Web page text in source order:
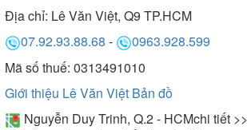
Địa chỉ: Lê Văn Việt, Q9 TP.HCM
07.92.93.88.68 -
0963.928.599
Mã số thuế: 0313491010
Giới thiệu Lê Văn Việt Bản đồ
Nguyễn Duy Trinh, Q.2 - HCMchi tiết >>